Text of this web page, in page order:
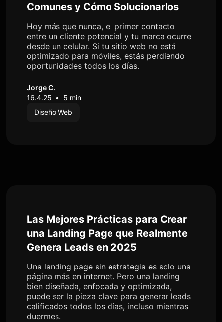
Comunes y Cómo Solucionarlos
Hoy más que nunca, el primer contacto
entre un cliente potencial y tu marca ocurre
desde un celular. Si tu sitio web no está
optimizado para móviles, estás perdiendo
oportunidades todos los días.
Jorge C.
16.4.25 •
5 min
Diseño Web
Las Mejores Prácticas para Crear
una Landing Page que Realmente
Genera Leads en 2025
Una landing page sin estrategia es solo una
página más en internet. Pero una landing
bien diseñada, enfocada y optimizada,
puede ser la pieza clave para generar leads
calificados todos los días, incluso mientras
duermes.